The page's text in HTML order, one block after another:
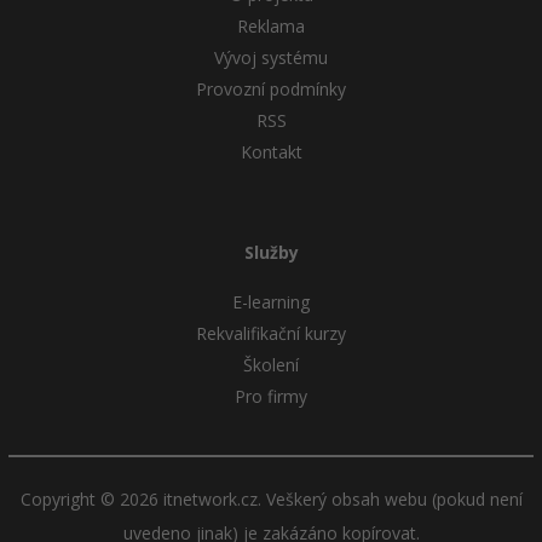
Reklama
Vývoj systému
Provozní podmínky
RSS
Kontakt
Služby
E-learning
Rekvalifikační kurzy
Školení
Pro firmy
Copyright © 2026 itnetwork.cz. Veškerý obsah webu (pokud není
uvedeno jinak) je zakázáno kopírovat.